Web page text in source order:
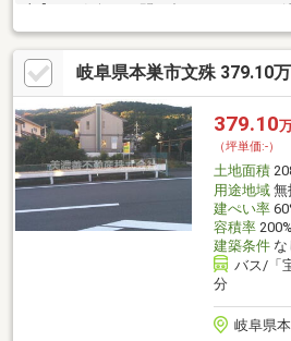
黄色い看板・黄色い車を見かけたことあ
濃善不動産です！岐阜を知っている岐阜
土地探しも住まい探しも建築も不動産の
■売買保有物件1000件以上！
岐阜県本巣市文殊 379.10
379.10
（坪単価:-）
土地面積
用途地域無
建ぺい率
容積率200%
建築条件な
バス/「
分
岐阜県